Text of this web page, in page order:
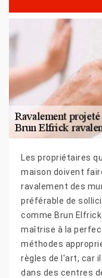
Les propriétaires
maison doivent
ravalement des
préférable de
comme Brun
maîtrise à la
méthodes
règles de l'art, car
dans des centres